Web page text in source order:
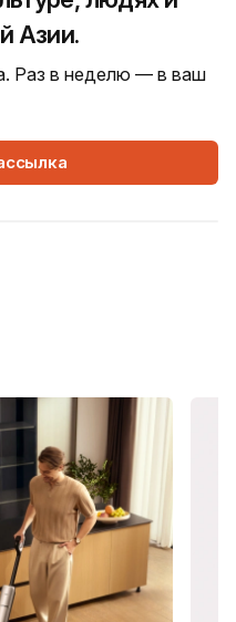
Азии.
Раз в неделю — в ваш